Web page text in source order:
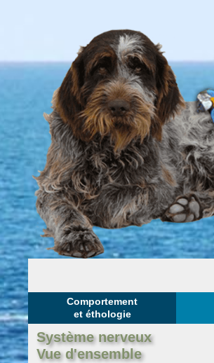
Comportement
et éthologie
Système nerveux
Vue d'ensemble